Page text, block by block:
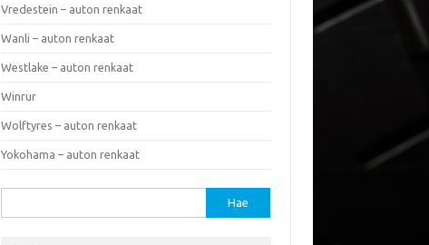
Vredestein – auton renkaat
Wanli – auton renkaat
Westlake – auton renkaat
Winrur
Wolftyres – auton renkaat
Yokohama – auton renkaat